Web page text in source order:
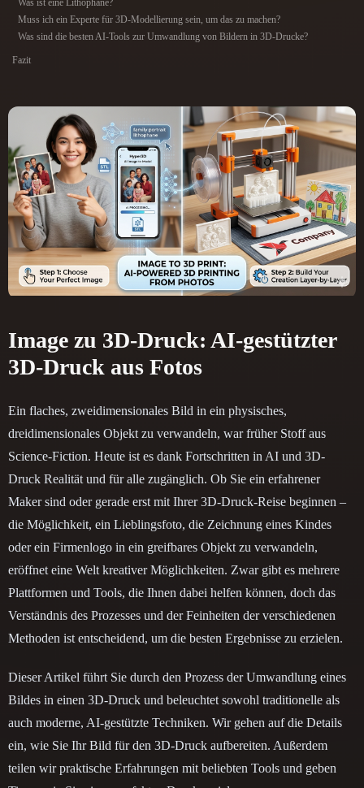
Minimalist Modern Organic Photorealistic
Was ist eine Lithophane?
Muss ich ein Experte für 3D-Modellierung sein, um das zu machen?
Was sind die besten AI-Tools zur Umwandlung von Bildern in 3D-Drucke?
Fazit
Image zu 3D-Druck: AI-gestützter
3D-Druck aus Fotos
Ein flaches, zweidimensionales Bild in ein physisches,
dreidimensionales Objekt zu verwandeln, war früher Stoff aus
Science-Fiction. Heute ist es dank Fortschritten in AI und 3D-
Druck Realität und für alle zugänglich. Ob Sie ein erfahrener
Maker sind oder gerade erst mit Ihrer 3D-Druck-Reise beginnen –
die Möglichkeit, ein Lieblingsfoto, die Zeichnung eines Kindes
oder ein Firmenlogo in ein greifbares Objekt zu verwandeln,
eröffnet eine Welt kreativer Möglichkeiten. Zwar gibt es mehrere
Plattformen und Tools, die Ihnen dabei helfen können, doch das
Verständnis des Prozesses und der Feinheiten der verschiedenen
Methoden ist entscheidend, um die besten Ergebnisse zu erzielen.
Dieser Artikel führt Sie durch den Prozess der Umwandlung eines
Bildes in einen 3D-Druck und beleuchtet sowohl traditionelle als
auch moderne, AI-gestützte Techniken. Wir gehen auf die Details
ein, wie Sie Ihr Bild für den 3D-Druck aufbereiten. Außerdem
teilen wir praktische Erfahrungen mit beliebten Tools und geben